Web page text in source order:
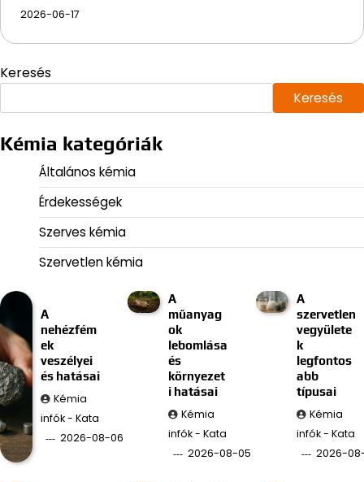
2026-06-17
Keresés
Keresés
Kémia kategóriák
Általános kémia
Érdekességek
Szerves kémia
Szervetlen kémia
A
nehézfém
ek
veszélyei
és hatásai
Kémia
infók - Kata
2026-08-06
A
műanyag
ok
lebomlása
és
környezet
i hatásai
Kémia
infók - Kata
2026-08-05
A
szervetlen
vegyülete
k
legfontos
abb
típusai
Kémia
infók - Kata
2026-